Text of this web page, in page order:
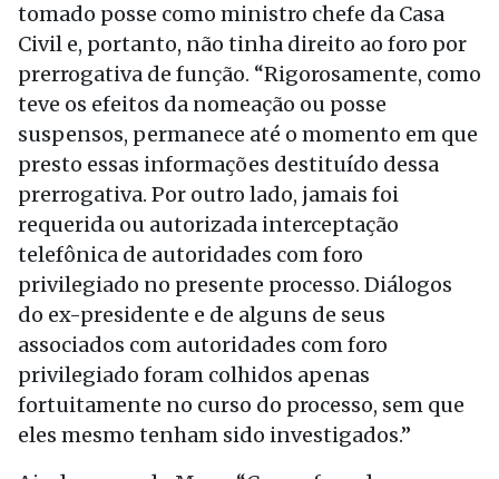
tomado posse como ministro chefe da Casa
Civil e, portanto, não tinha direito ao foro por
prerrogativa de função. “Rigorosamente, como
teve os efeitos da nomeação ou posse
suspensos, permanece até o momento em que
presto essas informações destituído dessa
prerrogativa. Por outro lado, jamais foi
requerida ou autorizada interceptação
telefônica de autoridades com foro
privilegiado no presente processo. Diálogos
do ex-presidente e de alguns de seus
associados com autoridades com foro
privilegiado foram colhidos apenas
fortuitamente no curso do processo, sem que
eles mesmo tenham sido investigados.”